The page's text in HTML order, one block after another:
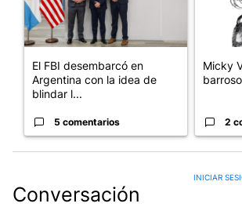
El FBI desembarcó en
Argentina con la idea de
blindar l...
5 comentarios
Micky
barroso
2
Conversación
INICIAR